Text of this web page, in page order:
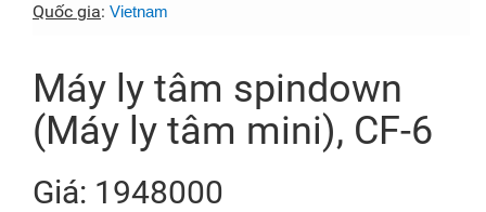
Quốc gia: Vietnam
Máy ly tâm spindown
(Máy ly tâm mini), CF-6
Giá: 1948000